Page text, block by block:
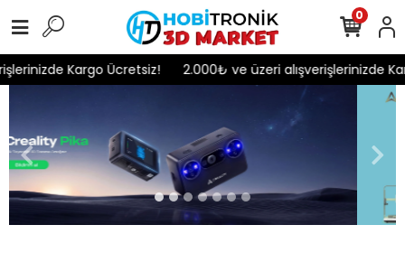
Kargo Ücretsiz! 2.000₺ ve üzeri alışverişlerinizde
0